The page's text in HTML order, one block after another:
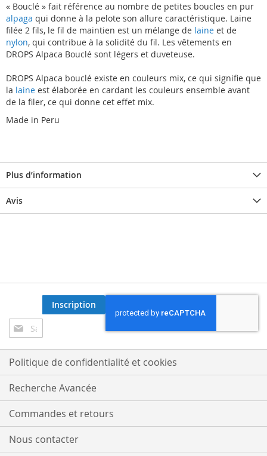
« Bouclé » fait référence au nombre de petites boucles en pur
alpaga qui donne à la pelote son allure caractéristique. Laine
filée 2 fils, le fil de maintien est un mélange de laine et de
nylon, qui contribue à la solidité du fil. Les vêtements en
DROPS Alpaca Bouclé sont légers et duveteuse.
DROPS Alpaca bouclé existe en couleurs mix, ce qui signifie que
la laine est élaborée en cardant les couleurs ensemble avant
de la filer, ce qui donne cet effet mix.
Made in Peru
Plus d’information
Avis
Inscription
à
notre
lettre
d’information
:
Inscription
Politique de confidentialité et cookies
Recherche Avancée
Commandes et retours
Nous contacter